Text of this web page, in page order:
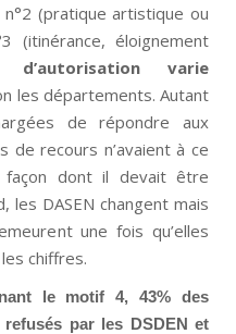
(pratique artistique ou
(itinérance, éloignement
varie
les départements. Autant
de répondre aux
de recours n’avaient à ce
façon dont il devait être
DASEN changent mais
une fois qu’elles
chiffres.
le motif 4,43% des
par les DSDEN et